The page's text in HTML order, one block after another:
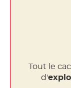
Tout le
d'